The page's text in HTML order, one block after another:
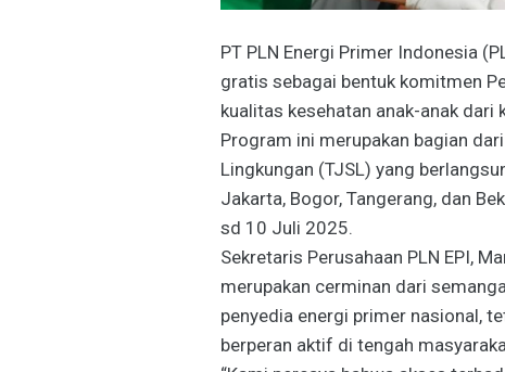
PT PLN Energi Primer Indonesia
gratis sebagai bentuk komitmen
kualitas kesehatan anak-anak dari
Program ini merupakan bagian
Lingkungan (TJSL) yang
Jakarta, Bogor, Tangerang, dan
sd 10 Juli 2025.
Sekretaris Perusahaan PLN EPI,
merupakan cerminan dari
penyedia energi primer nasional,
berperan aktif di tengah